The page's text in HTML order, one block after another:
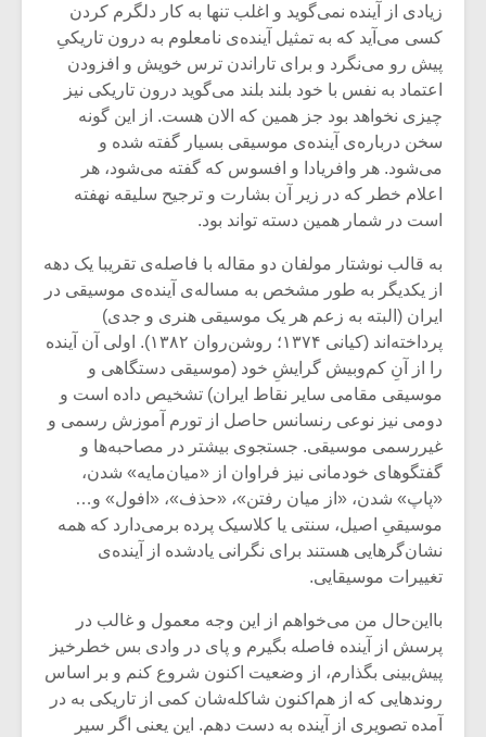
زیادی از آینده نمی‌گوید و اغلب تنها به کار دلگرم کردن
کسی می‌آید که به تمثیل آینده‌ی نامعلوم به درون تاریکیِ
پیش رو می‌نگرد و برای تاراندن ترس خویش و افزودن
اعتماد به نفس با خود بلند بلند می‌گوید درون تاریکی نیز
چیزی نخواهد بود جز همین که الان هست. از این گونه
سخن درباره‌ی آینده‌ی موسیقی بسیار گفته شده و
می‌شود. هر وافریادا و افسوس که گفته می‎‌شود، هر
اعلام خطر که در زیر آن بشارت و ترجیح سلیقه نهفته
است در شمار همین دسته ‌تواند بود.
به قالب نوشتار مولفان دو مقاله با فاصله‌ی تقریبا یک دهه
از یکدیگر به طور مشخص به مساله‌ی آینده‌ی موسیقی در
ایران (البته به زعم هر یک موسیقی هنری و جدی)
پرداخته‌اند (کیانی ۱۳۷۴؛ روشن‌روان ۱۳۸۲). اولی آن آینده
را از آنِ کم‌وبیش گرایشِ خود (موسیقی دستگاهی و
موسیقی مقامی سایر نقاط ایران) تشخیص داده است و
دومی نیز نوعی رنسانس حاصل از تورم آموزش رسمی و
غیررسمی موسیقی. جستجوی بیشتر در مصاحبه‌ها و
گفتگوهای خودمانی نیز فراوان از «میان‌مایه» شدن،
«پاپ» شدن، «از میان رفتن»، «حذف»، «افول» و…
موسیقیِ اصیل، سنتی یا کلاسیک پرده برمی‌دارد که همه
نشان‌گرهایی هستند برای نگرانی یادشده از آینده‌ی
تغییرات موسیقایی.
بااین‌حال من می‌خواهم از این وجه معمول و غالب در
پرسش از آینده فاصله بگیرم و پای در وادی بس خطرخیز
پیش‌بینی بگذارم، از وضعیت اکنون شروع کنم و بر اساس
روندهایی که از هم‌اکنون شاکله‌شان کمی از تاریکی به در
آمده تصویری از آینده به دست دهم. این یعنی اگر سیر
میکلوش روژا
یادداشتی بر موسیقی
متن فیلم «متری
شیش و نیم»
مشهورترین باشی،
بدنام ترین باش
موسیقی
برگزار